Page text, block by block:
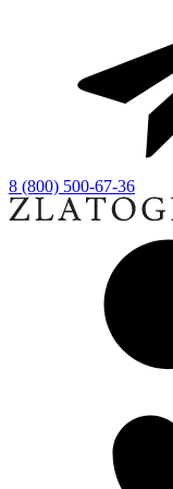
8 (800) 500-67-36